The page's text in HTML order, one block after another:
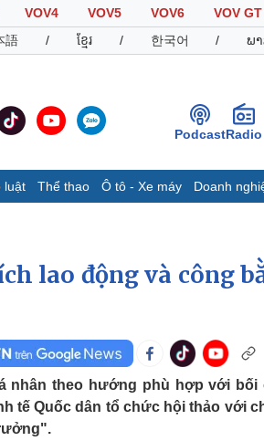
VOV4 VOV5 VOV6
VOV GT
語 / ខ្មែរ / 한국어 / ພ
PodcastRadio
luật Thể thao Ô tô - Xe máy Doanh
Ảnh
E-Magazine
Ô tô - Xe máy
Ô tô
lao động và công
nhân theo hướng phù hợp với bối
tế Quốc dân tổ chức hội thảo với